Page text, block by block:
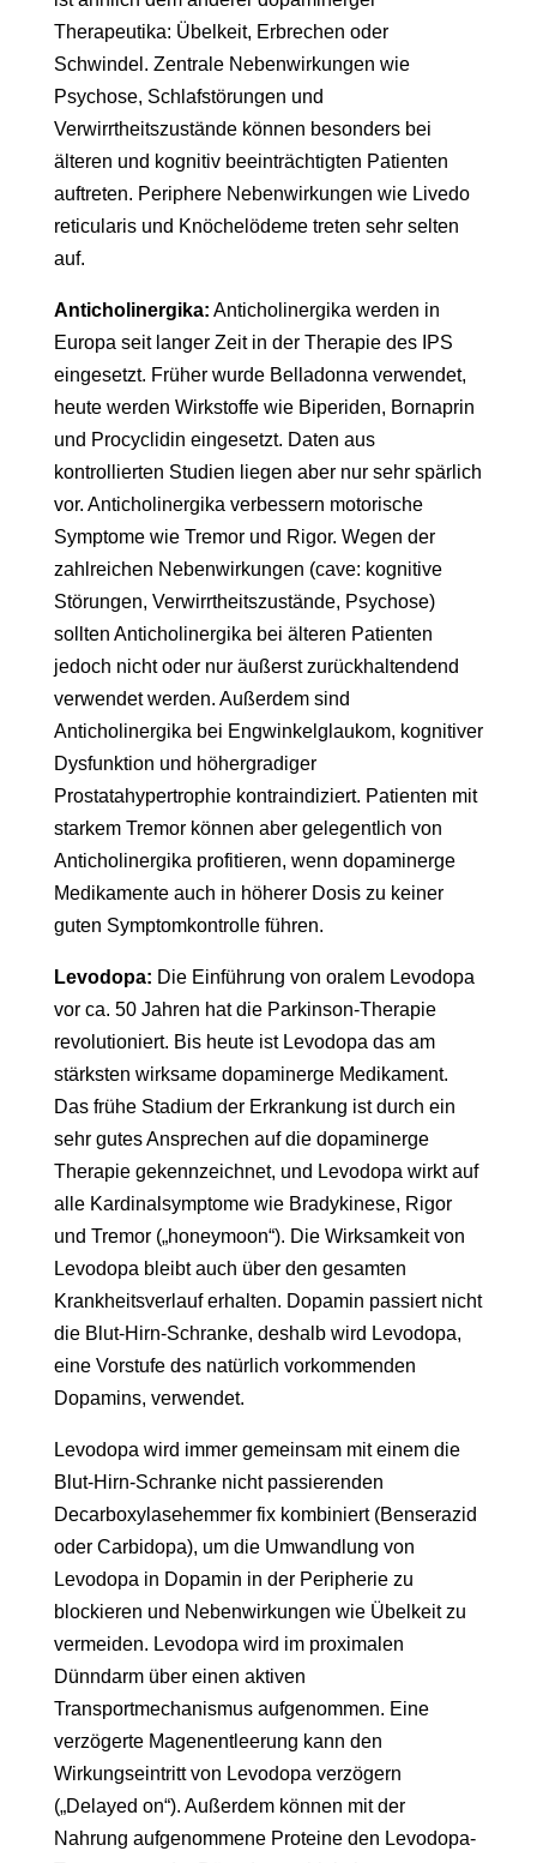
Therapeutika: Übelkeit, Erbrechen oder
Schwindel. Zentrale Nebenwirkungen wie
Psychose, Schlafstörungen und
Verwirrtheitszustände können besonders bei
älteren und kognitiv beeinträchtigten Patienten
auftreten. Periphere Nebenwirkungen wie Livedo
reticularis und Knöchelödeme treten sehr selten
auf.
Anticholinergika: Anticholinergika werden in
Europa seit langer Zeit in der Therapie des IPS
eingesetzt. Früher wurde Belladonna verwendet,
heute werden Wirkstoffe wie Biperiden, Bornaprin
und Procyclidin eingesetzt. Daten aus
kontrollierten Studien liegen aber nur sehr spärlich
vor. Anticholinergika verbessern motorische
Symptome wie Tremor und Rigor. Wegen der
zahlreichen Nebenwirkungen (cave: kognitive
Störungen, Verwirrtheitszustände, Psychose)
sollten Anticholinergika bei älteren Patienten
jedoch nicht oder nur äußerst zurückhaltendend
verwendet werden. Außerdem sind
Anticholinergika bei Engwinkelglaukom, kognitiver
Dysfunktion und höhergradiger
Prostatahypertrophie kontraindiziert. Patienten mit
starkem Tremor können aber gelegentlich von
Anticholinergika profitieren, wenn dopaminerge
Medikamente auch in höherer Dosis zu keiner
guten Symptomkontrolle führen.
Levodopa: Die Einführung von oralem Levodopa
vor ca. 50 Jahren hat die Parkinson-Therapie
revolutioniert. Bis heute ist Levodopa das am
stärksten wirksame dopaminerge Medikament.
Das frühe Stadium der Erkrankung ist durch ein
sehr gutes Ansprechen auf die dopaminerge
Therapie gekennzeichnet, und Levodopa wirkt auf
alle Kardinalsymptome wie Bradykinese, Rigor
und Tremor („honeymoon“). Die Wirksamkeit von
Levodopa bleibt auch über den gesamten
Krankheitsverlauf erhalten. Dopamin passiert nicht
die Blut-Hirn-Schranke, deshalb wird Levodopa,
eine Vorstufe des natürlich vorkommenden
Dopamins, verwendet.
Levodopa wird immer gemeinsam mit einem die
Blut-Hirn-Schranke nicht passierenden
Decarboxylasehemmer fix kombiniert (Benserazid
oder Carbidopa), um die Umwandlung von
Levodopa in Dopamin in der Peripherie zu
blockieren und Nebenwirkungen wie Übelkeit zu
vermeiden. Levodopa wird im proximalen
Dünndarm über einen aktiven
Transportmechanismus aufgenommen. Eine
verzögerte Magenentleerung kann den
Wirkungseintritt von Levodopa verzögern
(„Delayed on“). Außerdem können mit der
Nahrung aufgenommene Proteine den Levodopa-